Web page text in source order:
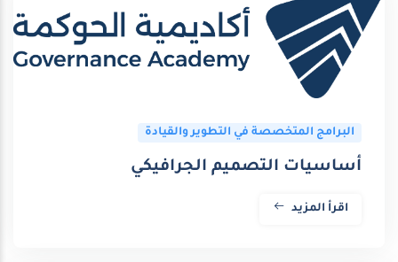
البرامج المتخصصة في التطوير والقيادة
أساسيات التصميم الجرافيكي
اقرأ المزيد